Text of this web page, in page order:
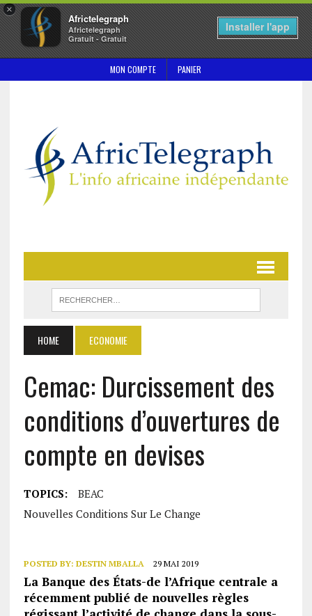
×
Africtelegraph
Africtelegraph
Gratuit - Gratuit
Installer l'app
MON COMPTE PANIER
HOME ECONOMIE
Cemac: Durcissement des
conditions d’ouvertures de
compte en devises
TOPICS:
BEAC
Nouvelles Conditions Sur Le Change
POSTED BY: DESTIN MBALLA 29 MAI 2019
La Banque des États-de l’Afrique centrale a
récemment publié de nouvelles règles